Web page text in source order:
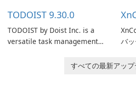
TODOIST 9.30.0
TODOIST by Doist Inc. is a
versatile task management
individuals and teams
バ
すべての最新アップ